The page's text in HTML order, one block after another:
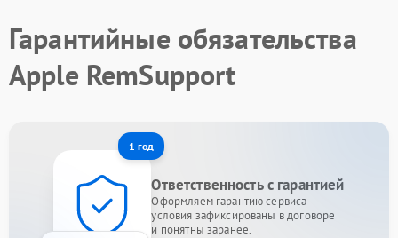
Гарантийные обязательства
Apple RemSupport
1 год
Ответственность с гарантией
Оформляем гарантию сервиса —
условия зафиксированы в договоре
и понятны заранее.